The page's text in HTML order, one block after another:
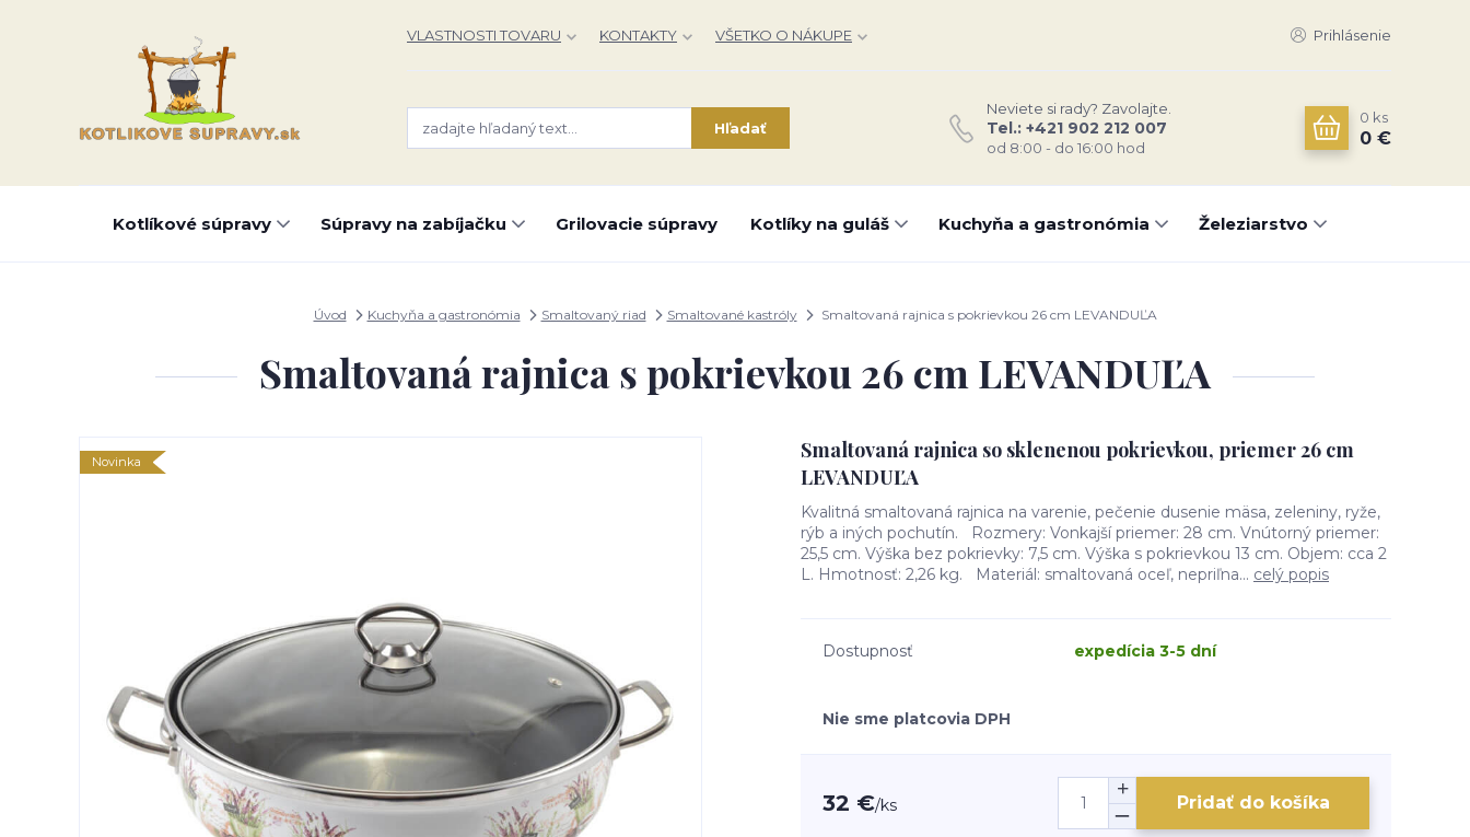
VLASTNOSTI TOVARU KONTAKTY VŠETKO O NÁKUPE Prihlásenie
Hľadať
Neviete si rady? Zavolajte.
Tel.: +421 902 212 007
od 8:00 - do 16:00 hod
0 ks
0 €
Kotlíkové súpravy Súpravy na zabíjačku Grilovacie súpravy Kotlíky na guláš Kuchyňa a gastronómia Železiarstvo
Úvod Kuchyňa a gastronómia Smaltovaný riad Smaltované kastróly Smaltovaná rajnica s pokrievkou 26 cm LEVANDUĽA
Smaltovaná rajnica s pokrievkou 26 cm LEVANDUĽA
Novinka
Smaltovaná rajnica so sklenenou pokrievkou, priemer 26 cm
LEVANDUĽA
Kvalitná smaltovaná rajnica na varenie, pečenie dusenie mäsa, zeleniny, ryže,
rýb a iných pochutín. Rozmery: Vonkajší priemer: 28 cm. Vnútorný priemer:
25,5 cm. Výška bez pokrievky: 7,5 cm. Výška s pokrievkou 13 cm. Objem: cca 2
L. Hmotnosť: 2,26 kg. Materiál: smaltovaná oceľ, nepriľna... celý popis
Dostupnosť expedícia 3-5 dní
Nie sme platcovia DPH
32 €/ks Pridať do košíka